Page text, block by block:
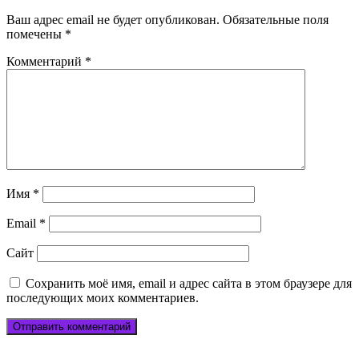
Ваш адрес email не будет опубликован. Обязательные поля
помечены *
Комментарий *
Имя *
Email *
Сайт
Сохранить моё имя, email и адрес сайта в этом браузере для
последующих моих комментариев.